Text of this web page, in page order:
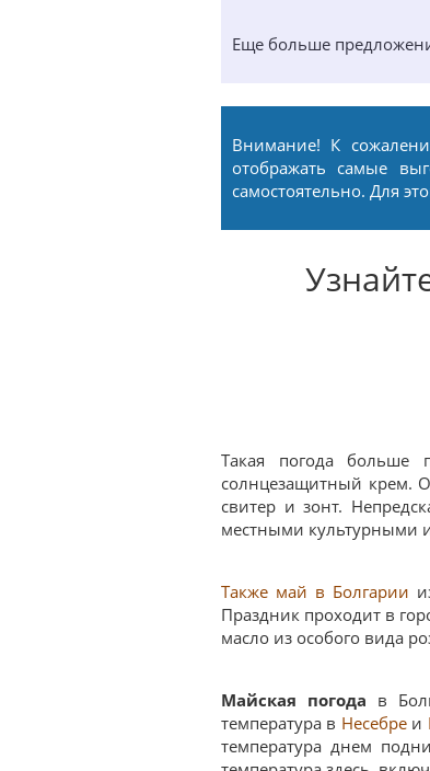
Еще больше
Внимание! К
отображать самые
самостоятельно. Для
Такая погода больше
солнцезащитный крем.
свитер и зонт.
местными культурными
Также май в Болгарии
Праздник проходит в
масло из особого вида
Майская погода в
температура в Несебреи
температура днем